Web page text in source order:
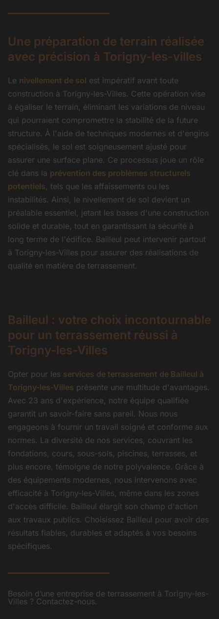
Une préparation de terrain réalisée
avec précision à Torigny-les-villes
Le nivellement de sol est impératif avant toute
construction à Torigny-les-Villes. Cette opération vise
à égaliser le terrain, éliminant les variations de niveau
qui pourraient compromettre la stabilité de la future
structure. À l'aide de techniques modernes et d'engins
spécialisés, le sol est soigneusement ajusté pour
assurer une surface plane. Ce processus joue un rôle
clé dans la prévention des problèmes structurels
potentiels, tels que les affaissements ou les
instabilités. Ainsi, le nivellement de sol devient un
préalable essentiel, jetant les bases d'une construction
solide et durable, tout en garantissant la sécurité à
long terme de l'édifice. Bailleul peut intervenir partout
à Torigny-les-Villes pour assurer des réalisations de
qualité en matière de terrassement.
Bailleul : votre choix incontournable
pour un terrassement réussi à
Torigny-les-Villes
Opter pour les services de terrassement de Bailleul à
Torigny-les-Villes présente une multitude d'avantages.
Avec 23 ans d'expérience, notre équipe qualifiée
garantit un savoir-faire sans pareil. Nous nous
engageons à fournir un travail soigné et conforme aux
normes. La diversité de nos services, couvrant les
fondations, cours, sous-sols, piscines, terrasses, et
plus encore, témoigne de notre polyvalence. Grâce à
des équipements modernes, nous intervenons avec
efficacité à Torigny-les-Villes, même dans les zones
d'accès difficile. Bailleul élargit son champ d'action
aux travaux publics. Choisissez Bailleul pour avoir des
résultats fiables, durables et adaptés à vos besoins
spécifiques.
Besoin d’une entreprise de terrassement à Torigny-les-
Villes ? Contactez-nous.